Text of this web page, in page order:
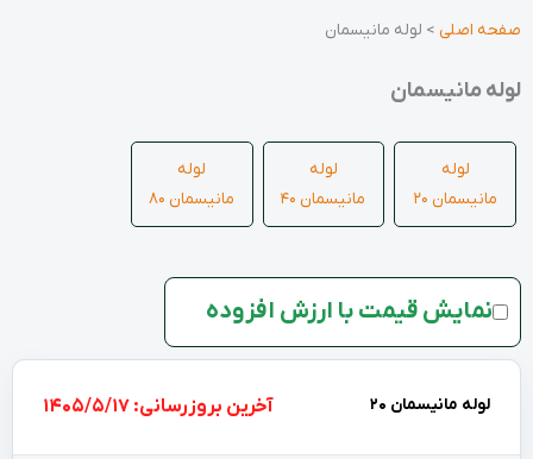
صفحه اصلی > لوله مانیسمان
لوله مانیسمان
لوله
مانیسمان 20
لوله
مانیسمان 40
لوله
مانیسمان 80
نمایش قیمت با ارزش افزوده
لوله مانیسمان 20 بروزرسانی: 1405/5/17